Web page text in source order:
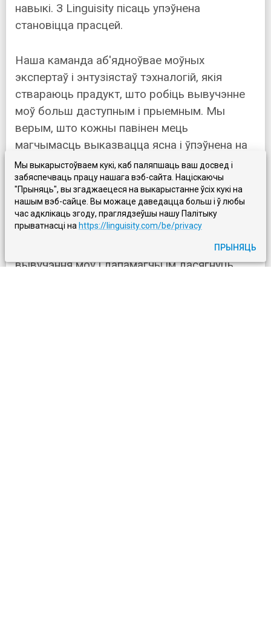
навыкі. З Linguisity пісаць упэўнена
становіцца прасцей.
Наша каманда аб'ядноўвае моўных
экспертаў і энтузіястаў тэхналогій, якія
ствараюць прадукт, што робіць вывучэнне
моў больш даступным і прыемным. Мы
верым, што кожны павінен мець
магчымасць выказвацца ясна і ўпэўнена на
любой мове, таму і стварылі Linguisity.
Мы пастаянна ўдасканальваем нашу
тэхналогію, каб вы маглі працягваць
вучыцца і развівацца як аўтар. Наша мэта -
вывучэння моў і дапамагчы ім дасягнуць
Мы выкарыстоўваем кукі, каб паляпшаць ваш досвед і
забяспечваць працу нашага вэб-сайта. Націскаючы
"Прыняць", вы згаджаецеся на выкарыстанне ўсіх кукі на
нашым вэб-сайце. Вы можаце даведацца больш і ў любы
час адклікаць згоду, праглядзеўшы нашу Палітыку
прыватнасці на https://linguisity.com/be/privacy
ПРЫНЯЦЬ